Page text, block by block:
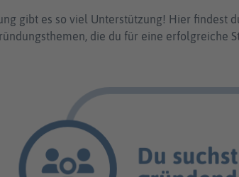
gibt es so viel Unterstützung! Hier findest
die du für eine erfolgreiche